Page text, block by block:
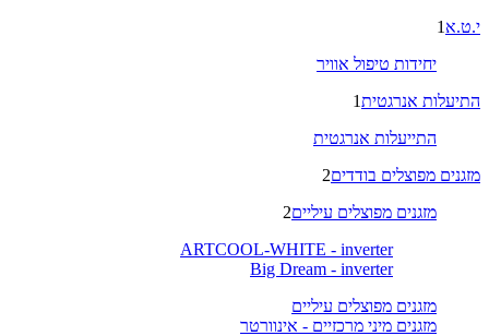
י.ט.א 1
יחידות טיפול אוויר
התיעלות אנרגטית1
התייעלות אנרגטית
מזגנים מפוצלים בודדים2
מזגנים מפוצלים עיליים2
ARTCOOL-WHITE - inverter
Big Dream - inverter
מזגנים מפוצלים עיליים
מזגנים מיני מרכזיים - אינוורטר